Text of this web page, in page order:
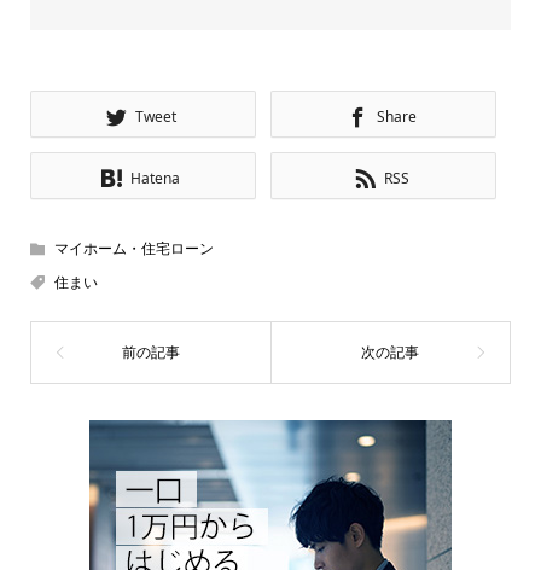
Tweet Share
Hatena RSS
マイホーム・住宅ローン
住まい